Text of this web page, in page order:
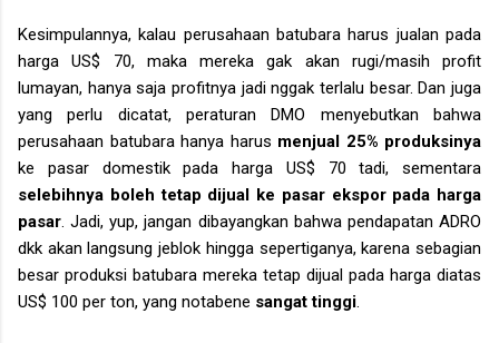
Kesimpulannya, kalau perusahaan batubara harus jualan pada
harga US$ 70, maka mereka gak akan rugi/masih profit
lumayan, hanya saja profitnya jadi nggak terlalu besar.Dan juga
yang perlu dicatat, peraturan DMO menyebutkan bahwa
perusahaan batubara hanya harus menjual 25% produksinya
ke pasar domestik pada harga US$ 70 tadi, sementara
selebihnya boleh tetap dijual ke pasar ekspor pada harga
pasar . Jadi, yup, jangan dibayangkan bahwa pendapatan ADRO
dkk akan langsung jeblok hingga sepertiganya, karena sebagian
besar produksi batubara mereka tetap dijual pada harga diatas
US$ 100 per ton, yang notabene sangat tinggi